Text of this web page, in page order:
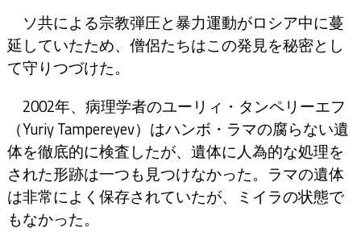
ソ共による宗教弾圧と暴力運動がロシア中に蔓
延していたため、僧侶たちはこの発見を秘密とし
て守りつづけた。
2002年、病理学者のユーリィ・タンペリーエフ
（Yuriy Tampereyev）はハンボ・ラマの腐らない遺
体を徹底的に検査したが、遺体に人為的な処理を
された形跡は一つも見つけなかった。ラマの遺体
は非常によく保存されていたが、ミイラの状態で
もなかった。